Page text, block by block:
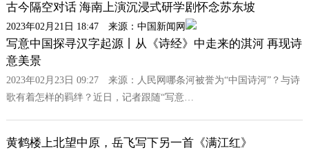
古今隔空对话 海南上演沉浸式研学剧怀念苏东坡
2023年02月21日 18:47 来源：中国新闻网
写意中国探寻汉字起源丨从《诗经》中走来的淇河 再现诗
意美景
2023年02月23日 09:27 来源：人民网哪条河被誉为“中国诗河”？与诗
歌有着怎样的羁绊？近日，记者跟随“写意…
黄鹤楼上北望中原，岳飞写下另一首《满江红》